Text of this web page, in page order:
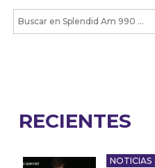
RECIENTES
NOTICIAS